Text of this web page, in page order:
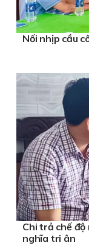
Nối nhịp cầu
Chi trả chế độ
nghĩa tri ân